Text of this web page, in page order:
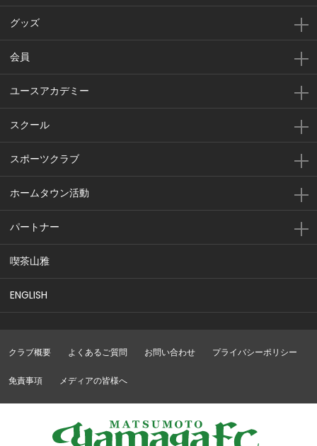
グッズ
会員
ユースアカデミー
スクール
スポーツクラブ
ホームタウン活動
パートナー
喫茶山雅
ENGLISH
クラブ概要 よくあるご質問 お問い合わせ プライバシーポリシー
免責事項 メディアの皆様へ